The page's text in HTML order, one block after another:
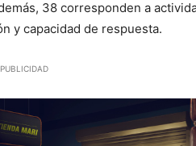
38 corresponden a
y capacidad de respuesta.
PUBLICIDAD